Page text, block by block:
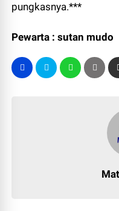
pungkasnya.***
Pewarta : sutan mudo